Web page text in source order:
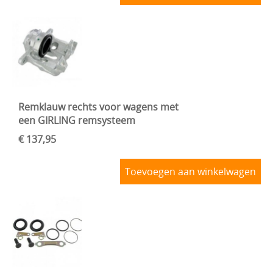
Remklauw rechts voor wagens met
een GIRLING remsysteem
€ 137,95
Toevoegen aan winkelwagen